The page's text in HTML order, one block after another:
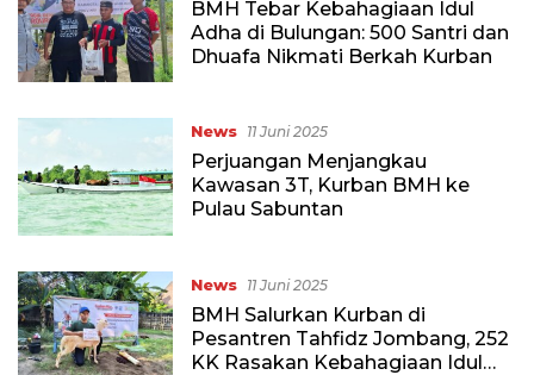
BMH Tebar Kebahagiaan Idul
Adha di Bulungan: 500 Santri dan
Dhuafa Nikmati Berkah Kurban
News 11 Juni 2025
Perjuangan Menjangkau
Kawasan 3T, Kurban BMH ke
Pulau Sabuntan
News 11 Juni 2025
BMH Salurkan Kurban di
Pesantren Tahfidz Jombang, 252
KK Rasakan Kebahagiaan Idul